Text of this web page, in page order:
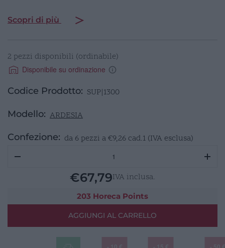
Scopri di più
2 pezzi disponibili (ordinabile)
Disponibile su ordinazione
Codice Prodotto: SUP|1300
Modello: ARDESIA
Confezione: da 6 pezzi a€9,26 cad.1 (IVA esclusa)
quantità
€67,79IVA inclusa.
203 Horeca Points
AGGIUNGI AL CARRELLO